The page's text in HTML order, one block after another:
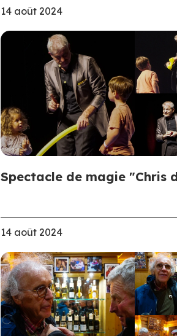
14 août 2024
Spectacle de magie "Chris
14 août 2024